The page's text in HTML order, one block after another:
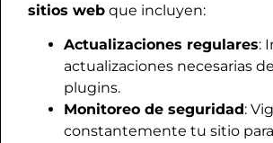
sitios web que incluyen:
Actualizaciones regulares:
actualizaciones necesarias
plugins.
Monitoreo de seguridad:
constantemente tu sitio